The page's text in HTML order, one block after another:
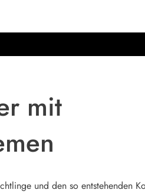
mit
und den so entstehenden